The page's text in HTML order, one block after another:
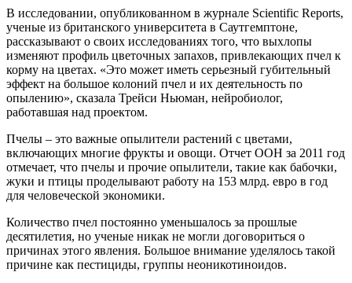
В исследовании, опубликованном в журнале Scientific Reports,
ученые из британского университета в Саутгемптоне,
рассказывают о своих исследованиях того, что выхлопы
изменяют профиль цветочных запахов, привлекающих пчел к
корму на цветах. «Это может иметь серьезный губительный
эффект на большое колоний пчел и их деятельность по
опылению», сказала Трейси Ньюман, нейробиолог,
работавшая над проектом.
Пчелы – это важные опылители растений с цветами,
включающих многие фрукты и овощи. Отчет ООН за 2011 год
отмечает, что пчелы и прочие опылители, такие как бабочки,
жуки и птицы проделывают работу на 153 млрд. евро в год
для человеческой экономики.
Количество пчел постоянно уменьшалось за прошлые
десятилетия, но ученые никак не могли договориться о
причинах этого явления. Большое внимание уделялось такой
причине как пестициды, группы неоникотиноидов.